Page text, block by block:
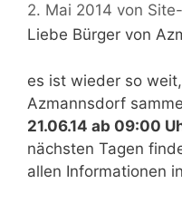
2. Mai 2014 von
Liebe Bürger von
es ist wieder so
Azmannsdorf
21.06.14 ab 09:00
nächsten Tagen
allen Informationen